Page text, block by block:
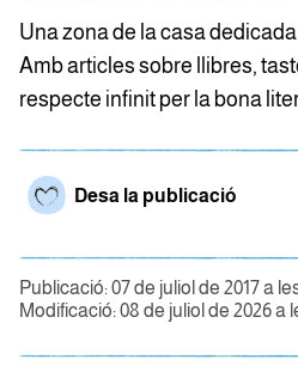
Una zona de la casa
Amb articles sobre llibres,
respecte infinit per la bona
Desa la publicació
Publicació: 07 de juliol de 2017 a
Modificació: 08 de juliol de 2026 a